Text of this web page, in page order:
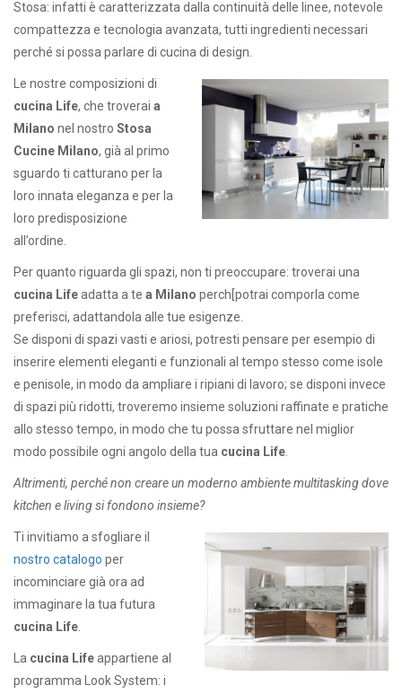
Stosa: infatti è caratterizzata dalla continuità delle linee, notevole
compattezza e tecnologia avanzata, tutti ingredienti necessari
perché si possa parlare di cucina di design.
Le nostre composizioni di
cucina Life, che troverai a
Milano nel nostro Stosa
Cucine Milano, già al primo
sguardo ti catturano per la
loro innata eleganza e per la
loro predisposizione
all’ordine.
Per quanto riguarda gli spazi, non ti preoccupare: troverai una
cucina Lifeadatta a te a Milano perch[potrai comporla come
preferisci, adattandola alle tue esigenze.
Se disponi di spazi vasti e ariosi, potresti pensare per esempio di
inserire elementi eleganti e funzionali al tempo stesso come isole
e penisole, in modo da ampliare i ripiani di lavoro; se disponi invece
di spazi più ridotti, troveremo insieme soluzioni raffinate e pratiche
allo stesso tempo, in modo che tu possa sfruttare nel miglior
modo possibile ogni angolo della tua cucina Life
Altrimenti, perché non creare un moderno ambiente multitasking dove
kitchen e living si fondono insieme?
Ti invitiamo a sfogliare il
nostro catalogo per
incominciare già ora ad
immaginare la tua futura
cucina Life
La cucina Lifeappartiene al
programma Look System: i